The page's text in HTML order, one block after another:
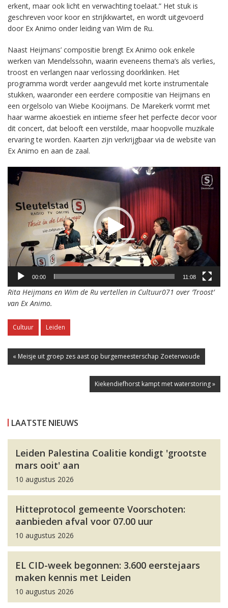
erkent, maar ook licht en verwachting toelaat.” Het stuk is
geschreven voor koor en strijkkwartet, en wordt uitgevoerd
door Ex Animo onder leiding van Wim de Ru.
Naast Heijmans’ compositie brengt Ex Animo ook enkele
werken van Mendelssohn, waarin eveneens thema’s als verlies,
troost en verlangen naar verlossing doorklinken. Het
programma wordt verder aangevuld met korte instrumentale
stukken, waaronder een eerdere compositie van Heijmans en
een orgelsolo van Wiebe Kooijmans. De Marekerk vormt met
haar warme akoestiek en intieme sfeer het perfecte decor voor
dit concert, dat belooft een verstilde, maar hoopvolle muzikale
ervaring te worden. Kaarten zijn verkrijgbaar via de website van
Ex Animo en aan de zaal.
Videospeler
00:00 11:08
Rita Heijmans en Wim de Ru vertellen in Cultuur071 over ‘Troost’
van Ex Animo.
Cultuur Leiden
« Meisje uit groep zes aast op burgemeesterschap Zoeterwoude
Kiekendiefhorst kampt met waterstoring »
LAATSTE NIEUWS
Leiden Palestina Coalitie kondigt 'grootste
mars ooit' aan
10 augustus 2026
Hitteprotocol gemeente Voorschoten:
aanbieden afval voor 07.00 uur
10 augustus 2026
EL CID-week begonnen: 3.600 eerstejaars
maken kennis met Leiden
10 augustus 2026